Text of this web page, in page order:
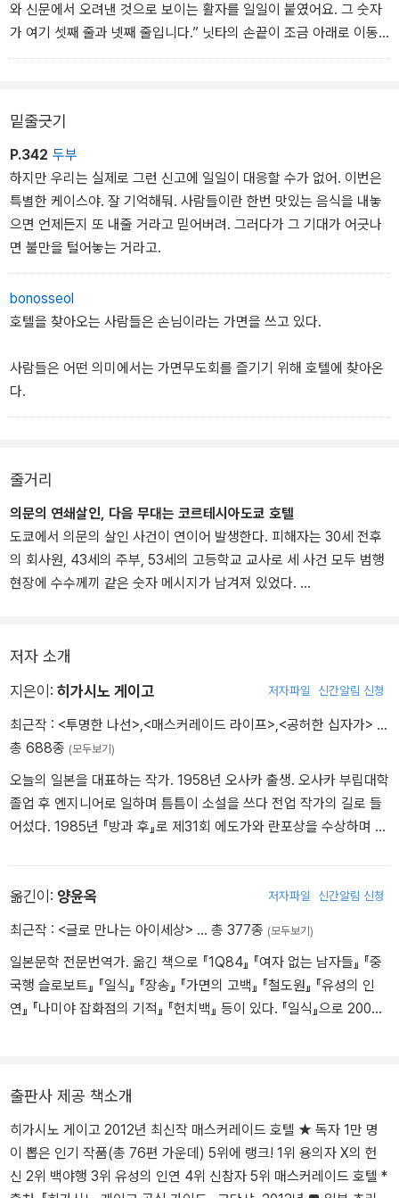
가.”
“물론 그럴 가능성도 있어요. 이상하다고 결론을 내린 건 아니에요.
와 신문에서 오려낸 것으로 보이는 활자를 일일이 붙였어요. 그 숫자
가 여기 셋째 줄과 넷째 줄입니다.” 닛타의 손끝이 조금 아래로 이동
했다.
여기서 닛타는 얼굴을 들고 씩 웃었다.
“어때요, 이 숫자가 무엇을 의미하는지, 알겠어요?”
밑줄긋기
P.342 두부
하지만 우리는 실제로 그런 신고에 일일이 대응할 수가 없어. 이번은
특별한 케이스야. 잘 기억해둬. 사람들이란 한번 맛있는 음식을 내놓
으면 언제든지 또 내줄 거라고 믿어버려. 그러다가 그 기대가 어긋나
면 불만을 털어놓는 거라고.
bonosseol
호텔을 찾아오는 사람들은 손님이라는 가면을 쓰고 있다.
사람들은 어떤 의미에서는 가면무도회를 즐기기 위해 호텔에 찾아온
다.
줄거리
의문의 연쇄살인, 다음 무대는 코르테시아도쿄 호텔
도쿄에서 의문의 살인 사건이 연이어 발생한다. 피해자는 30세 전후
의 회사원, 43세의 주부, 53세의 고등학교 교사로 세 사건 모두 범행
현장에 수수께끼 같은 숫자 메시지가 남겨져 있었다.
45.678738, 157.788585
일범에 의한 연쇄살인으로 규정한다. 메시지를 해독한 결과 네 번째
범행 장소가 밝혀지는데 그곳은 도쿄 최고의 야경으로 유명한 코르테
시아도쿄 호텔이었다. 경시청은 네 번째 살인을 막기 위해 호텔에 수
형사들이 잠복근무에 돌입한다. 닛타 형사도 호텔의 간판 부서인 프
런트 직원으로 위장해 잠입 수사를 시작한다. 진짜 호텔리어처럼 보
이기 위해 베테랑 호텔리어인 야마기시 나오미의 지도를 받지만 그녀
을 찾아오는 수상한 발길들이 끊이지 않는 가운데 사건 발생 직후 꾸
려진 수사본부에서 한팀을 이뤘던 노세가 투숙객 행세를 하며 닛타를
찾아온다. 노세는 어딘가 속을 알 수 없는 중년의 형사로 단독으로 캐
낸 수사 정보를 닛타에게만 풀어놓는다. 자신은 여전히 닛타와 한팀
이라고 우기지만 닛타의 눈에 비친 노세는 느물느물하고 한물 간 구
더 이상의 살인은 막아야 한다는 공동의 목적을 위해 야마기시 나오
저자 소개
지은이: 히가시노 게이고 저자파일 신간알림 신청
최근작 : <투명한 나선> <매스커레이드 라이프> <공허한 십자가> …
총 688종 (모두보기)
오늘의 일본을 대표하는 작가. 1958년 오사카 출생. 오사카 부립대학
졸업 후 엔지니어로 일하며 틈틈이 소설을 쓰다 전업 작가의 길로 들
어섰다. 1985년 『방과 후』로 제31회 에도가와 란포상을 수상하며 데
소설 부문상, 2012년 『나미야 잡화점의 기적』으로 제7회 중앙공론문
의 막이 내릴 때』로 제48회 요시카와 에이지 문학상을 수상했다. 그
밖의 작품으로는 『백야행』, 『라플라스의 마녀』, 『가면산장 살인사
건』, 『녹나무의 파수꾼』, 『당신이 누군가를 죽였다』, 『가공범』 등이
있다. 1998년 『탐정 갈릴레오』를 시작으로 2026년 7월 기준 총 열
수다. 이성과 논리를 중시하는 이 천재 물리학자는 사건의 동기나 이
면보다는 ‘어떻게’에 몰두하여 문제를 해결한다. 이러한 특성 때문에
그간 철저히 가려졌던 유카와의 개인사와 인간성이 마침내 『투명한
나선』에서 밝혀지며 시리즈는 일대 전환을 맞는다. 2026년 7월 23
옮긴이: 양윤옥 저자파일 신간알림 신청
최근작 : <글로 만나는 아이세상> … 총 377종 (모두보기)
일본문학 전문번역가. 옮긴 책으로 『1Q84』 『여자 없는 남자들』 『중
국행 슬로보트』 『일식』 『장송』 『가면의 고백』 『철도원』 『유성의 인
연』 『나미야 잡화점의 기적』 『헌치백』 등이 있다. 『일식』으로 2005
출판사 제공 책소개
히가시노 게이고 2012년 최신작 매스커레이드 호텔 ★ 독자 1만 명
이 뽑은 인기 작품(총 76편 가운데) 5위에 랭크! 1위 용의자 X의 헌
신 2위 백야행 3위 유성의 인연 4위 신참자 5위 매스커레이드 호텔 *